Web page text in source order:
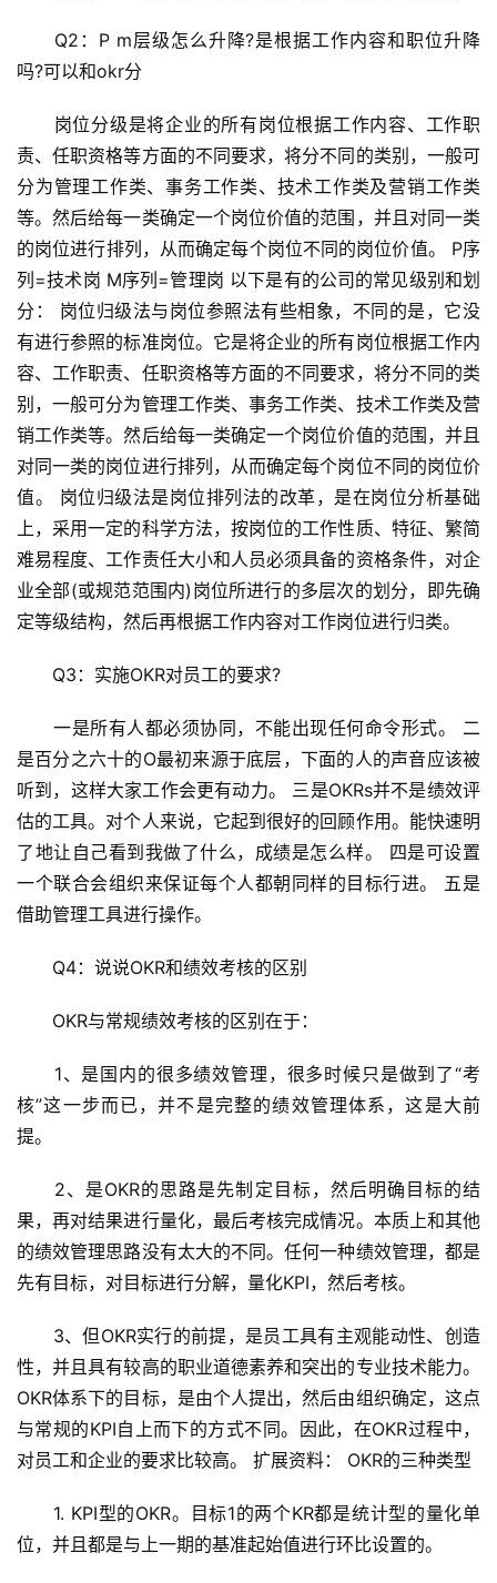
Q2：P m层级怎么升降?是根据工作内容和职位升降
吗?可以和okr分
岗位分级是将企业的所有岗位根据工作内容、工作职
责、任职资格等方面的不同要求，将分不同的类别，一般可
分为管理工作类、事务工作类、技术工作类及营销工作类
等。然后给每一类确定一个岗位价值的范围，并且对同一类
的岗位进行排列，从而确定每个岗位不同的岗位价值。 P序
列=技术岗 M序列=管理岗 以下是有的公司的常见级别和划
分： 岗位归级法与岗位参照法有些相象，不同的是，它没
有进行参照的标准岗位。它是将企业的所有岗位根据工作内
容、工作职责、任职资格等方面的不同要求，将分不同的类
别，一般可分为管理工作类、事务工作类、技术工作类及营
销工作类等。然后给每一类确定一个岗位价值的范围，并且
对同一类的岗位进行排列，从而确定每个岗位不同的岗位价
值。 岗位归级法是岗位排列法的改革，是在岗位分析基础
上，采用一定的科学方法，按岗位的工作性质、特征、繁简
难易程度、工作责任大小和人员必须具备的资格条件，对企
业全部(或规范范围内)岗位所进行的多层次的划分，即先确
定等级结构，然后再根据工作内容对工作岗位进行归类。
Q3：实施OKR对员工的要求?
一是所有人都必须协同，不能出现任何命令形式。 二
是百分之六十的O最初来源于底层，下面的人的声音应该被
听到，这样大家工作会更有动力。 三是OKRs并不是绩效评
估的工具。对个人来说，它起到很好的回顾作用。能快速明
了地让自己看到我做了什么，成绩是怎么样。 四是可设置
一个联合会组织来保证每个人都朝同样的目标行进。 五是
借助管理工具进行操作。
Q4：说说OKR和绩效考核的区别
OKR与常规绩效考核的区别在于：
1、是国内的很多绩效管理，很多时候只是做到了“考
核”这一步而已，并不是完整的绩效管理体系，这是大前
提。
2、是OKR的思路是先制定目标，然后明确目标的结
果，再对结果进行量化，最后考核完成情况。本质上和其他
的绩效管理思路没有太大的不同。任何一种绩效管理，都是
先有目标，对目标进行分解，量化KPI，然后考核。
3、但OKR实行的前提，是员工具有主观能动性、创造
性，并且具有较高的职业道德素养和突出的专业技术能力。
OKR体系下的目标，是由个人提出，然后由组织确定，这点
与常规的KPI自上而下的方式不同。因此，在OKR过程中，
对员工和企业的要求比较高。 扩展资料： OKR的三种类型
1. KPI型的OKR。目标1的两个KR都是统计型的量化单
位，并且都是与上一期的基准起始值进行环比设置的。